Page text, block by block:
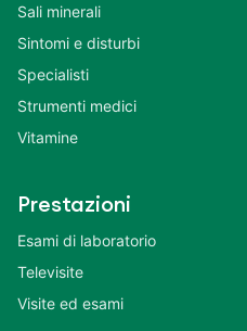
Sali minerali
Sintomi e disturbi
Specialisti
Strumenti medici
Vitamine
Prestazioni
Esami di laboratorio
Televisite
Visite ed esami